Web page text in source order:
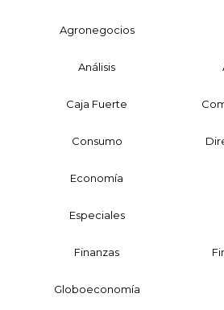
Agronegocios
Análisis
Caja Fuerte
Consumo
Economía
Especiales
Finanzas
Globoeconomía